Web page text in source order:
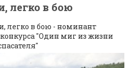
легко в бою
легко в бою - номинант
"Один миг из жизни